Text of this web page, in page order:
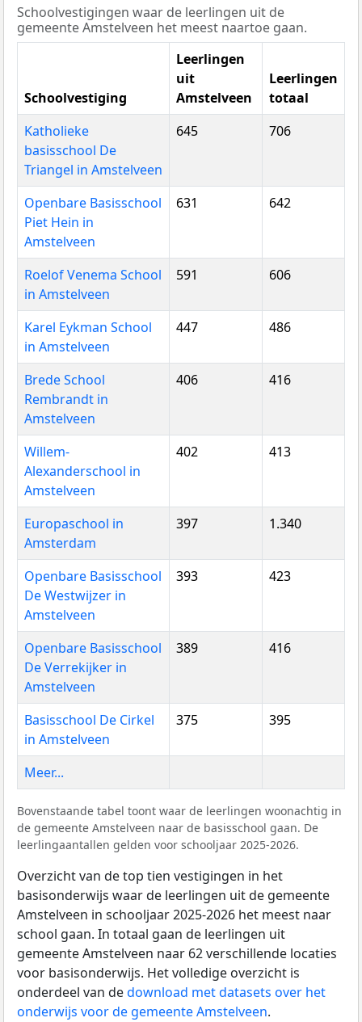
Schoolvestigingen waar de leerlingen uit de
gemeente Amstelveen het meest naartoe gaan.
Schoolvestiging
Leerlingen
uit
Amstelveen
Leerlingen
totaal
Katholieke
basisschool De
Triangel in Amstelveen
645 706
Openbare Basisschool
Piet Hein in
Amstelveen
631 642
Roelof Venema School
in Amstelveen
591 606
Karel Eykman School
in Amstelveen
447 486
Brede School
Rembrandt in
Amstelveen
406 416
Willem-
Alexanderschool in
Amstelveen
402 413
Europaschool in
Amsterdam
397 1.340
Openbare Basisschool
De Westwijzer in
Amstelveen
393 423
Openbare Basisschool
De Verrekijker in
Amstelveen
389 416
Basisschool De Cirkel
in Amstelveen
375 395
Meer...
Bovenstaande tabel toont waar de leerlingen woonachtig in
de gemeente Amstelveen naar de basisschool gaan. De
leerlingaantallen gelden voor schooljaar 2025-2026.
Overzicht van de top tien vestigingen in het
basisonderwijs waar de leerlingen uit de gemeente
Amstelveen in schooljaar 2025-2026 het meest naar
school gaan. In totaal gaan de leerlingen uit
gemeente Amstelveen naar 62 verschillende locaties
voor basisonderwijs. Het volledige overzicht is
onderdeel van dedownload met datasets over het
onderwijs voor de gemeente Amstelveen.